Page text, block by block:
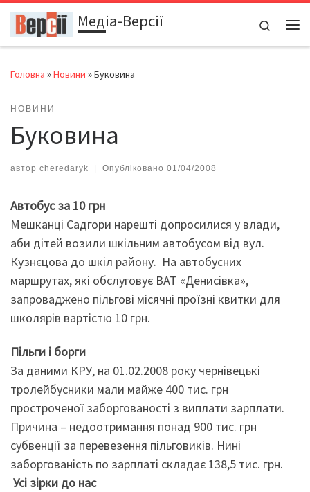
Перейти до вмістуМедіа-Версії
Search
Головна »Новини »Буковина
НОВИНИ
Буковина
автор cheredaryk | Опубліковано 01/04/2008
Автобус за 10 грн
Мешканці Садгори нарешті допросилися у влади,
аби дітей возили шкільним автобусом від вул.
Кузнєцова до шкіл району. На автобусних
маршрутах, які обслуговує ВАТ «Денисівка»,
запроваджено пільгові місячні проїзні квитки для
школярів вартістю 10 грн.
Пільги і борги
За даними КРУ, на 01.02.2008 року чернівецькі
тролейбусники мали майже 400 тис. грн
простроченої заборгованості з виплати зарплати.
Причина – недоотримання понад 900 тис. грн
субвенції за перевезення пільговиків. Нині
заборгованість по зарплаті складає 138,5 тис. грн.
Усі зірки до нас